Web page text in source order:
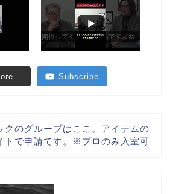
Subscribe
クのグループはここ。アイテムの
トで申請です。※プロのみ入室可